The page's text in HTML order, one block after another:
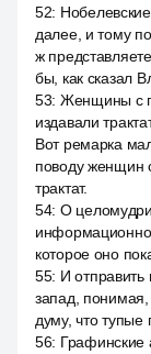
52:
далее, и тому
ж
бы, как сказал
53: Женщины с
издавали
Вот ремарка
поводу женщин
трактат.
54: О
которое оно
55: И отправить
запад, понимая,
думу, что тупые
56: Графинские